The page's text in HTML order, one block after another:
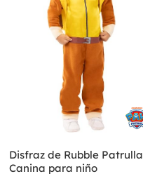
Disfraz de Rubble Patrulla
Canina para niño